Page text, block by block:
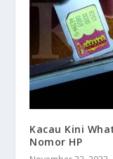
Kacau Kini
Nomor HP